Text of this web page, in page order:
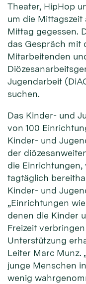
Theater, HipHop
um die
Mittag gegessen.
das Gespräch mit
Mitarbeitenden
Jugendarbeit
suchen.
Das Kinder- und
von 100
Kinder- und
der
die
tagtäglich
Kinder- und
„Einrichtungen
denen die Kinder
Freizeit
Unterstützung
Leiter Marc Munz.
junge Menschen
wenig